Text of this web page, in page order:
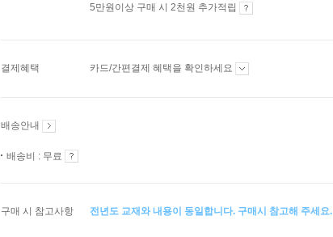
5만원이상 구매 시 2천원 추가적립
결제혜택 카드/간편결제 혜택을 확인하세요
배송안내
배송비 : 무료
구매 시 참고사항 전년도 교재와 내용이 동일합니다. 구매시 참고해 주세요.